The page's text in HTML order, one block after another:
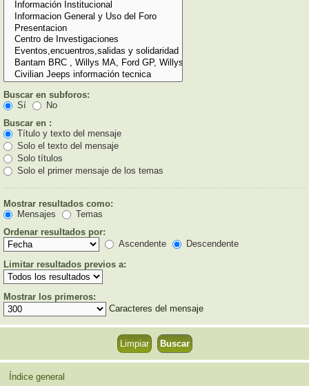
Buscar en subforos:
Sí
No
Buscar en :
Título y texto del mensaje
Solo el texto del mensaje
Solo títulos
Solo el primer mensaje de los temas
Mostrar resultados como:
Mensajes
Temas
Ordenar resultados por:
Ascendente
Descendente
Limitar resultados previos a:
Mostrar los primeros:
Caracteres del mensaje
Índice general